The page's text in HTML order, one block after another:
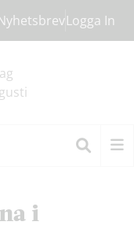
Logga In
i